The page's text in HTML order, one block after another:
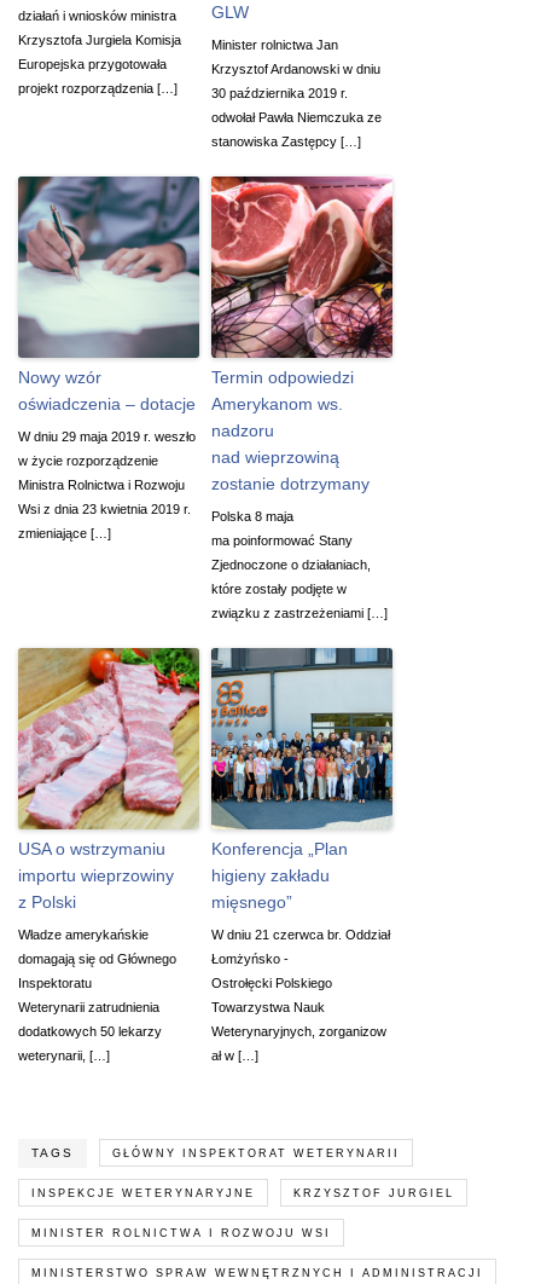
działań i wniosków ministra
Krzysztofa Jurgiela Komisja
Europejska przygotowała
projekt rozporządzenia […]
GLW
Minister rolnictwa Jan
Krzysztof Ardanowski w dniu
30 października 2019 r.
odwołał Pawła Niemczuka ze
stanowiska Zastępcy […]
Nowy wzór
oświadczenia – dotacje
W dniu 29 maja 2019 r. weszło
w życie rozporządzenie
Ministra Rolnictwa i Rozwoju
Wsi z dnia 23 kwietnia 2019 r.
zmieniające […]
Termin odpowiedzi
Amerykanom ws.
nadzoru
nad wieprzowiną
zostanie dotrzymany
Polska 8 maja
ma poinformować Stany
Zjednoczone o działaniach,
które zostały podjęte w
związku z zastrzeżeniami […]
USA o wstrzymaniu
importu wieprzowiny
z Polski
Władze amerykańskie
domagają się od Głównego
Inspektoratu
Weterynarii zatrudnienia
dodatkowych 50 lekarzy
weterynarii, […]
Konferencja „Plan
higieny zakładu
mięsnego”
W dniu 21 czerwca br. Oddział
Łomżyńsko -
Ostrołęcki Polskiego
Towarzystwa Nauk
Weterynaryjnych, zorganizow
ał w […]
TAGS GŁÓWNY INSPEKTORAT WETERYNARII
INSPEKCJE WETERYNARYJNE KRZYSZTOF JURGIEL
MINISTER ROLNICTWA I ROZWOJU WSI
MINISTERSTWO SPRAW WEWNĘTRZNYCH I ADMINISTRACJI